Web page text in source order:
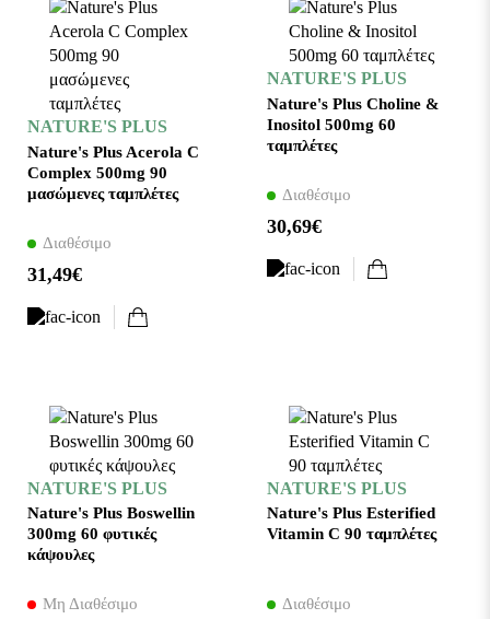
NATURE'S PLUS
Nature's Plus Acerola C
Complex 500mg 90
μασώμενες ταμπλέτες
Διαθέσιμο
31,49€
NATURE'S PLUS
Nature's Plus Choline &
Inositol 500mg 60
ταμπλέτες
Διαθέσιμο
30,69€
NATURE'S PLUS
Nature's Plus Boswellin
300mg 60 φυτικές
κάψουλες
Μη Διαθέσιμο
NATURE'S PLUS
Nature's Plus Esterified
Vitamin C 90 ταμπλέτες
Διαθέσιμο